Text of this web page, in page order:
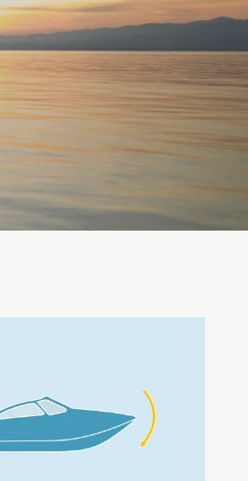
souple et réactif
pilote automatique
pilote automatique
Mode Pattern Steer
Démarrage sans clé